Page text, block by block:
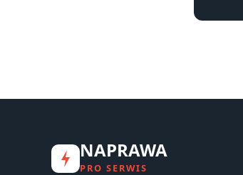
NAPRAWA
PRO SERWIS